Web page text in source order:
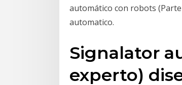
automático con robots
automatico.
Signalator
experto)